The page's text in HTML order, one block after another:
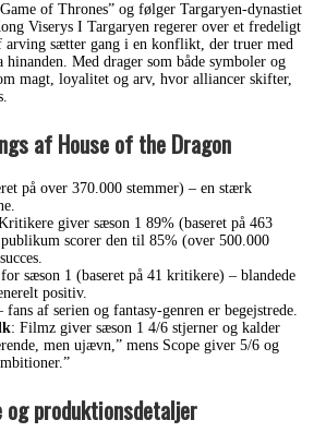
of Thrones” og følger Targaryen-dynastiet
Viserys I Targaryen regerer over et fredeligt
arving sætter gang i en konflikt, der truer med
Med drager som både symboler og
magt, loyalitet og arv, hvor alliancer skifter,
af House of the Dragon
på over 370.000 stemmer) – en stærk
giver sæson 1 89% (baseret på 463
publikum scorer den til 85% (over 500.000
sæson 1 (baseret på 41 kritikere) – blandede
positiv.
fans af serien og fantasy-genren er begejstrede.
: Filmz giver sæson 1 4/6 stjerner og kalder
men ujævn,” mens Scope giver 5/6 og
produktionsdetaljer